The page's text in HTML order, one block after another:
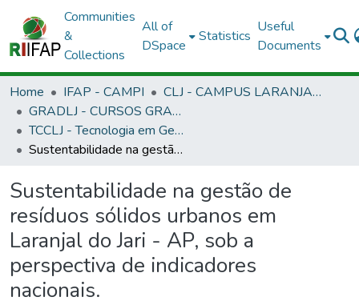
Communities
&
Collections
All of
DSpace
Statistics
Useful
Documents
Home IFAP - CAMPI
CLJ - CAMPUS LARANJAL DO JARI
GRADLJ - CURSOS GRADUAÇÃO - CAMPUS LARANJAL DO JARI
TCCLJ - Tecnologia em Gestão Ambiental
Sustentabilidade na gestão de resíduos sólidos urbanos em Laranjal do Jari - AP, sob a perspectiva de indicadores nacionais.
Sustentabilidade na gestão de
resíduos sólidos urbanos em
Laranjal do Jari - AP, sob a
perspectiva de indicadores
nacionais.